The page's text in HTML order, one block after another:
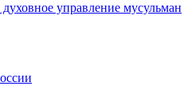
управление мусульман